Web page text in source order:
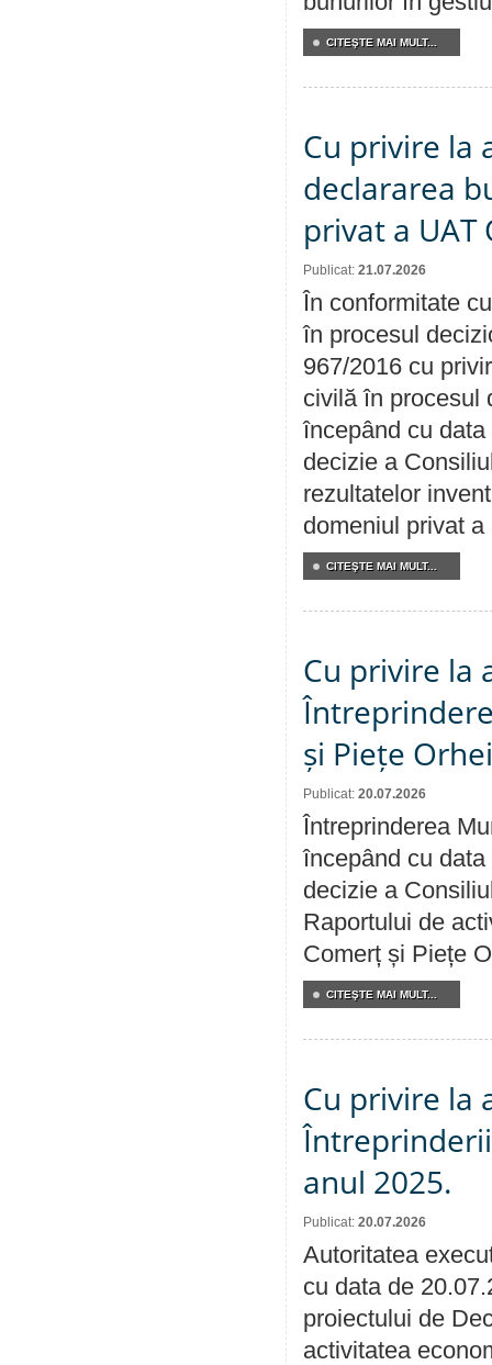
CITEŞTE MAI MULT...
Cu privire la
declararea
privat a UAT
Publicat: 21.07.2026
În conformitate
în procesul
967/2016 cu
civilă în procesul
începând cu
decizie a
rezultatelor
domeniul privat a
CITEŞTE MAI MULT...
Cu privire la
și Piețe
Publicat: 20.07.2026
Întreprinderea
începând cu
decizie a
Raportului de
Comerț și Piețe
CITEŞTE MAI MULT...
Cu privire la
anul 2025.
Publicat: 20.07.2026
Autoritatea
cu data de
proiectului de
activitatea